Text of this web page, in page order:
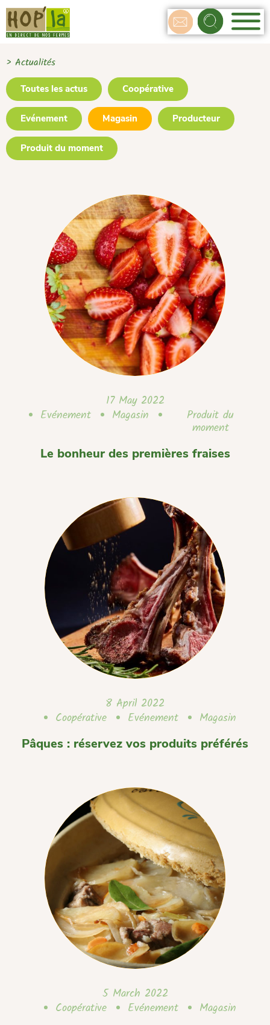
> Actualités
Toutes les actus Coopérative
Evénement Magasin Producteur
Produit du moment
17 May 2022
Evénement
Magasin Produit du
moment
Le bonheur des premières fraises
8 April 2022
Coopérative
Evénement Magasin
Pâques : réservez vos produits préférés
5 March 2022
Coopérative
Evénement Magasin